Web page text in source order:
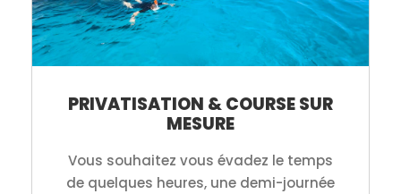
PRIVATISATION & COURSE SUR
MESURE
Vous souhaitez vous évadez le temps
de quelques heures, une demi-journée